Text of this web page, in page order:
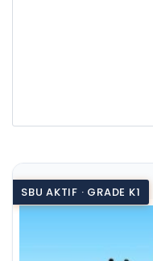
SBU AKTIF · GRADE K1